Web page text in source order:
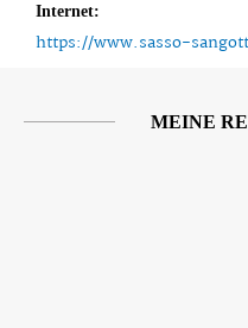
Internet:
https://www.sasso-
MEINE